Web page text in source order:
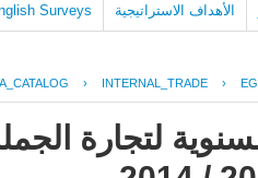
الأهداف الاستراتيجية Surveys
› INTERNAL_TRADE ›
لتجارة